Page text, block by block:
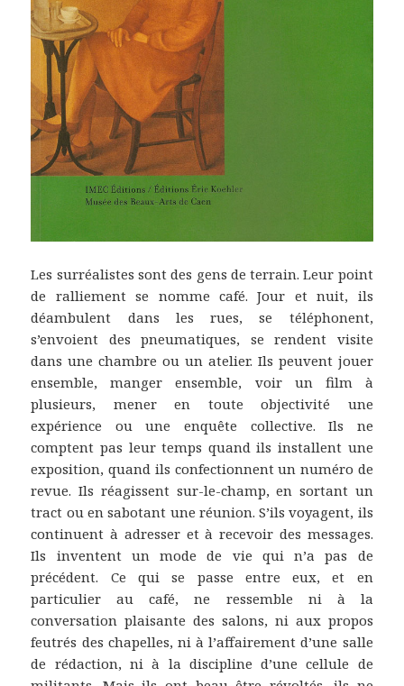
Les surréalistes sont des gens de terrain. Leur point
de ralliement se nomme café. Jour et nuit, ils
déambulent dans les rues, se téléphonent,
s’envoient des pneumatiques, se rendent visite
dans une chambre ou un atelier. Ils peuvent jouer
ensemble, manger ensemble, voir un film à
plusieurs, mener en toute objectivité une
expérience ou une enquête collective. Ils ne
comptent pas leur temps quand ils installent une
exposition, quand ils confectionnent un numéro de
revue. Ils réagissent sur-le-champ, en sortant un
tract ou en sabotant une réunion. S’ils voyagent, ils
continuent à adresser et à recevoir des messages.
Ils inventent un mode de vie qui n’a pas de
précédent. Ce qui se passe entre eux, et en
particulier au café, ne ressemble ni à la
conversation plaisante des salons, ni aux propos
feutrés des chapelles, ni à l’affairement d’une salle
de rédaction, ni à la discipline d’une cellule de